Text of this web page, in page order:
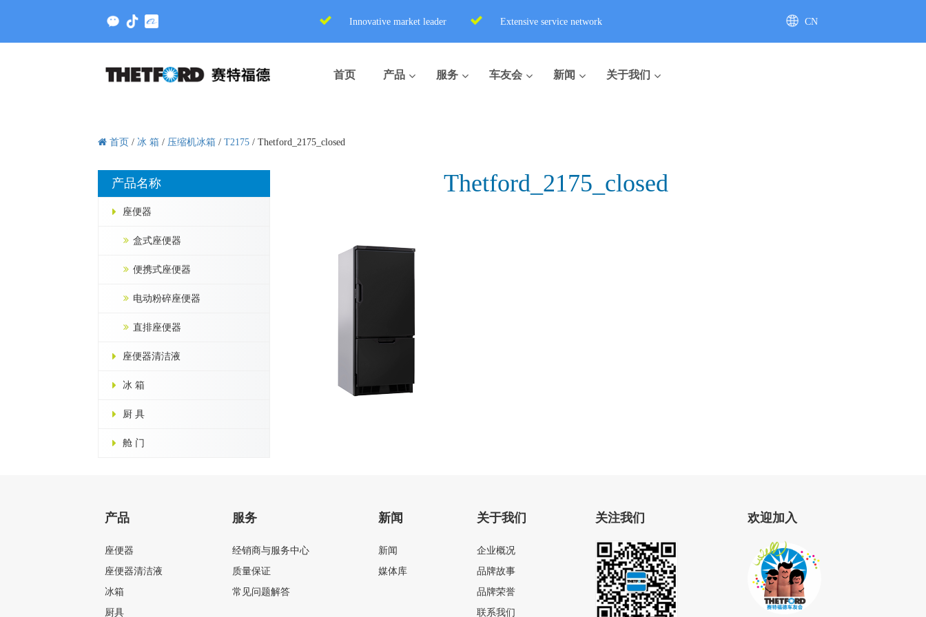
Innovative market leader Extensive service network CN
首页 产品 服务 车友会 新闻 关于我们
首页 / 冰 箱 / 压缩机冰箱 / T2175 / Thetford_2175_closed
产品名称
座便器
盒式座便器
便携式座便器
电动粉碎座便器
直排座便器
座便器清洁液
冰 箱
厨 具
舱 门
Thetford_2175_closed
产品
座便器
座便器清洁液
冰箱
厨具
服务
经销商与服务中心
质量保证
常见问题解答
新闻
新闻
媒体库
关于我们
企业概况
品牌故事
品牌荣誉
联系我们
关注我们 欢迎加入